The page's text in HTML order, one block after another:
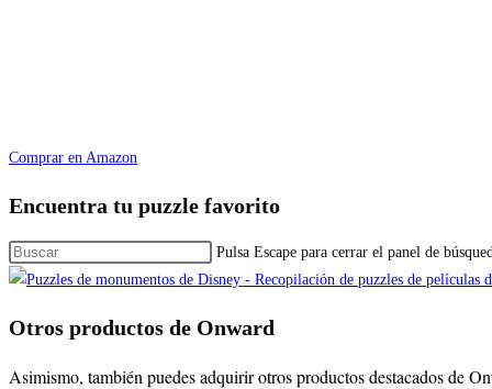
Comprar en Amazon
Encuentra tu puzzle favorito
Pulsa Escape para cerrar el panel de
Otros productos de Onward
Asimismo, también puedes adquirir otros productos destacados de